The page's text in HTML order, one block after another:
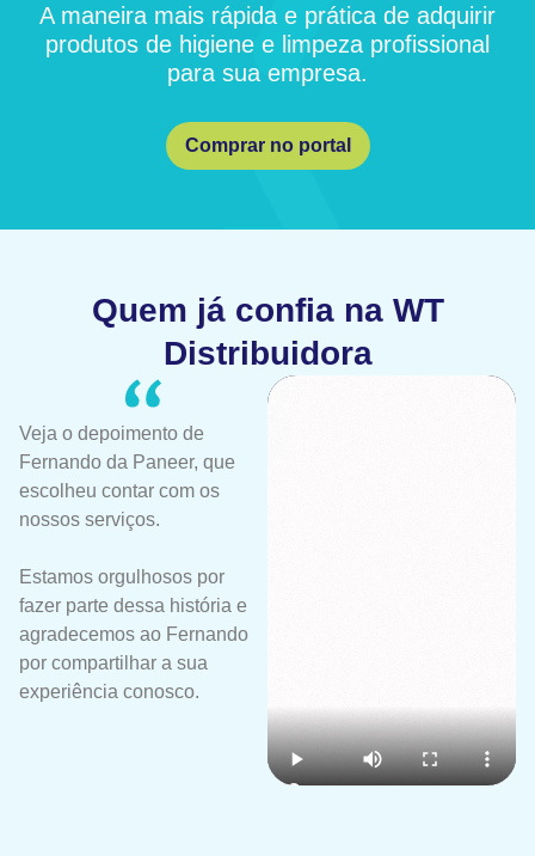
A maneira mais rápida e prática de adquirir
produtos de higiene e limpeza profissional
para sua empresa.
Comprar no portal
Quem já confia na WT
Distribuidora
Veja o depoimento de
Fernando da Paneer, que
escolheu contar com os
nossos serviços.
Estamos orgulhosos por
fazer parte dessa história e
agradecemos ao Fernando
por compartilhar a sua
experiência conosco.